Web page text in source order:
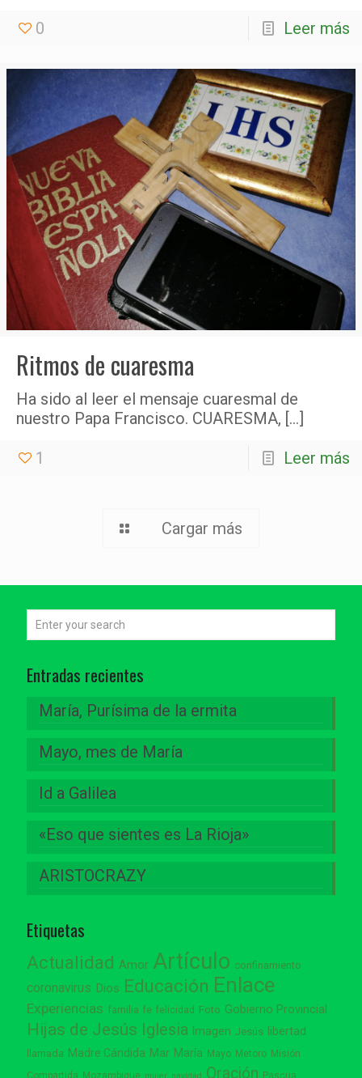
0 Leer más
Ritmos de cuaresma
Ha sido al leer el mensaje cuaresmal de
nuestro Papa Francisco. CUARESMA, […]
1 Leer más
Cargar más
Entradas recientes
María, Purísima de la ermita
Mayo, mes de María
Id a Galilea
«Eso que sientes es La Rioja»
ARISTOCRAZY
Etiquetas
Actualidad Amor Artículo confinamiento
coronavirus Dios Educación Enlace
Experiencias familia fe felicidad Foto Gobierno Provincial
Hijas de Jesús Iglesia Imagen Jesús libertad
llamada Madre Cándida Mar María Mayo Metoro Misión
Compartida Mozambique mujer navidad Oración Pascua